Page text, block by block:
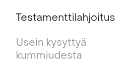
Testamenttilahjoitus
Usein kysyttyä
kummiudesta